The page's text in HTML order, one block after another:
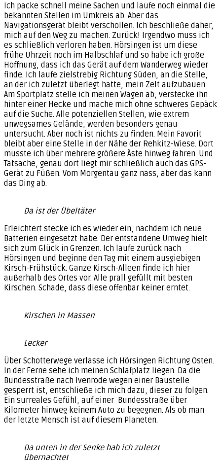
Ich packe schnell meine Sachen und laufe noch einmal die
bekannten Stellen im Umkreis ab. Aber das
Navigationsgerät bleibt verschollen. Ich beschließe daher,
mich auf den Weg zu machen. Zurück! Irgendwo muss ich
es schließlich verloren haben. Hörsingen ist um diese
frühe Uhrzeit noch im Halbschlaf und so habe ich große
Hoffnung, dass ich das Gerät auf dem Wanderweg wieder
finde. Ich laufe zielstrebig Richtung Süden, an die Stelle,
an der ich zuletzt überlegt hatte, mein Zelt aufzubauen.
Am Sportplatz stelle ich meinen Wagen ab, verstecke ihn
hinter einer Hecke und mache mich ohne schweres Gepäck
auf die Suche. Alle potenziellen Stellen, wie extrem
unwegsames Gelände, werden besonders genau
untersucht. Aber noch ist nichts zu finden. Mein Favorit
bleibt aber eine Stelle in der Nähe der Rehkitz-Wiese. Dort
musste ich über mehrere größere Äste hinweg fahren. Und
Tatsache, genau dort liegt mir schließlich auch das GPS-
Gerät zu Füßen. Vom Morgentau ganz nass, aber das kann
das Ding ab.
Da ist der Übeltäter
Erleichtert stecke ich es wieder ein, nachdem ich neue
Batterien eingesetzt habe. Der entstandene Umweg hielt
sich zum Glück in Grenzen. Ich laufe zurück nach
Hörsingen und beginne den Tag mit einem ausgiebigen
Kirsch-Frühstück. Ganze Kirsch-Alleen finde ich hier
außerhalb des Ortes vor. Alle prall gefüllt mit besten
Kirschen. Schade, dass diese offenbar keiner erntet.
Kirschen in Massen
Lecker
Über Schotterwege verlasse ich Hörsingen Richtung Osten.
In der Ferne sehe ich meinen Schlafplatz liegen. Da die
Bundesstraße nach Ivenrode wegen einer Baustelle
gesperrt ist, entschließe ich mich dazu, dieser zu folgen.
Ein surreales Gefühl, auf einer Bundesstraße über
Kilometer hinweg keinem Auto zu begegnen. Als ob man
der letzte Mensch ist auf diesem Planeten.
Da unten in der Senke hab ich zuletzt
übernachtet